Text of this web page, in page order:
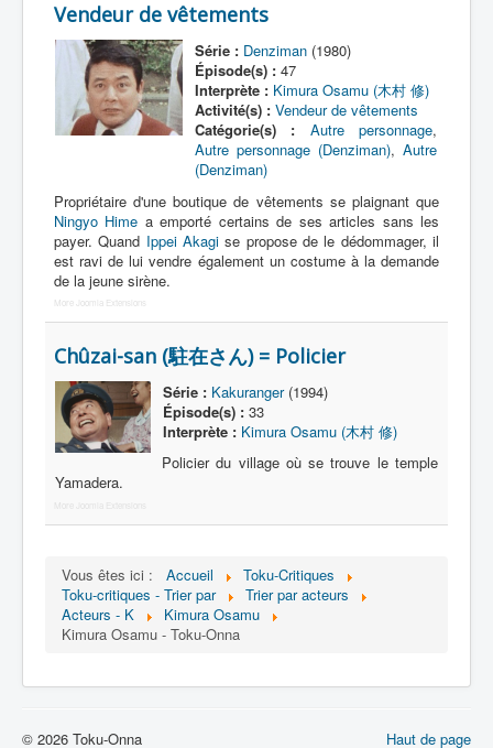
T
W
Y
Z
Vendeur de vêtements
Série : Denziman(1980)
Épisode(s) :47
Interprète : Kimura Osamu (木村 修)
Activité(s) : Vendeur de vêtements
Catégorie(s) :
Autre personnage,
Autre personnage (Denziman), Autre
(Denziman)
Propriétaire d'une boutique de vêtements se plaignant que
Ningyo Hime a emporté certains de ses articles sans les
payer. Quand Ippei Akagi se propose de le dédommager, il
est ravi de lui vendre également un costume à la demande
de la jeune sirène.
More Joomla Extensions
Chûzai-san (駐在さん) = Policier
Série : Kakuranger(1994)
Épisode(s) : 33
Interprète : Kimura Osamu (木村 修)
Policier du village où se trouve le temple
Yamadera.
More Joomla Extensions
Vous êtes ici : Accueil
Toku-Critiques
Toku-critiques - Trier par
Trier par acteurs
Acteurs - K
Kimura Osamu
Kimura Osamu - Toku-Onna
Haut de page
© 2026 Toku-Onna